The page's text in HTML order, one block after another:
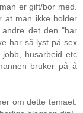
er gift/bor med.
at man ikke holder
det den "har
har så lyst på sex
husarbeid etc
bruker på å
om dette temaet.